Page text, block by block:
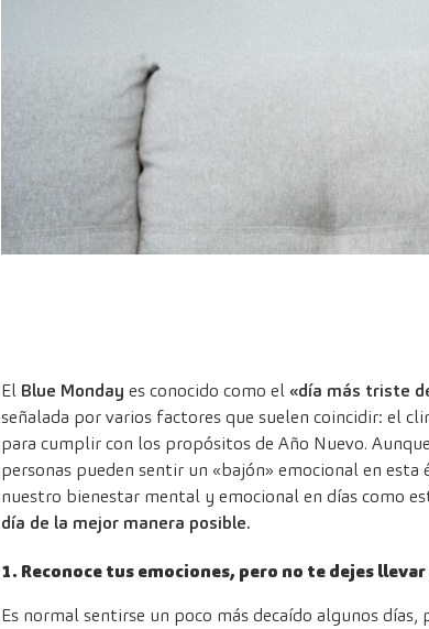
El Blue Monday es conocido como el«día más triste
señalada por varios factores que suelen coincidir: el
para cumplir con los propósitos de Año Nuevo.
personas pueden sentir un «bajón» emocional en
nuestro bienestar mental y emocional en días como
día de la mejor manera posible.
1. Reconoce tus emociones, pero no te dejes
Es normal sentirse un poco más decaído algunos